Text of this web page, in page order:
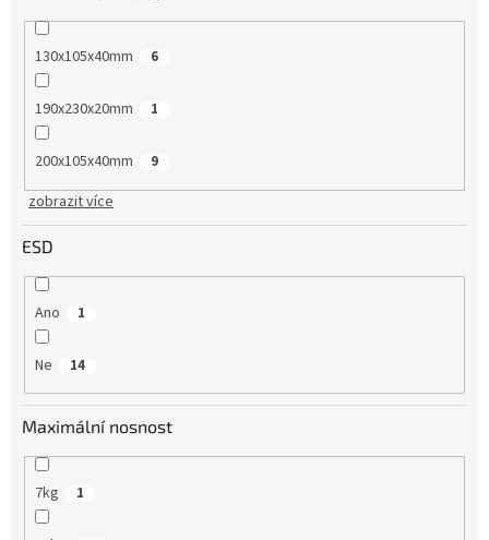
130x105x40mm 6
190x230x20mm 1
200x105x40mm 9
zobrazit více
ESD
Ano 1
Ne 14
Maximální nosnost
7kg 1